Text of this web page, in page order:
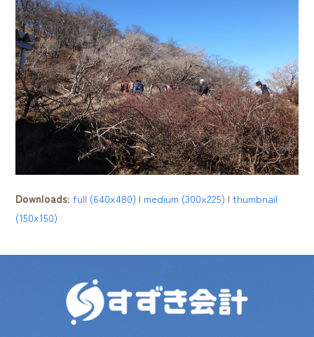
Downloads:full (640x480) | medium (300x225) |thumbnail
(150x150)